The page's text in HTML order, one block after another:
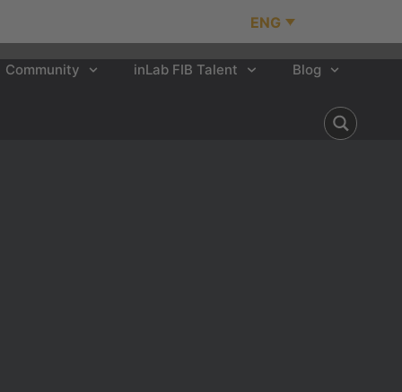
ENG
Community inLab FIB Talent Blog